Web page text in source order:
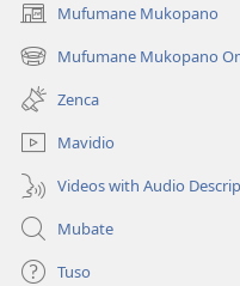
Mufumane Mukopano
(opens
new
window)
Mufumane Mukopano
(opens
new
window)
Zenca
Mavidio
Videos with Audio
Mubate
Tuso